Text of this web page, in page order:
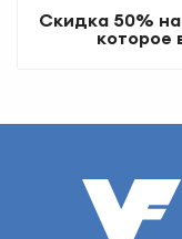
Скидка 50%
которое